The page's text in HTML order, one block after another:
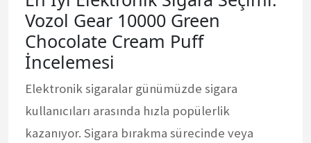
Vozol Gear 10000 Green
Chocolate Cream Puff
İncelemesi
Elektronik sigaralar günümüzde sigara
kullanıcıları arasında hızla popülerlik
kazanıyor. Sigara bırakma sürecinde veya